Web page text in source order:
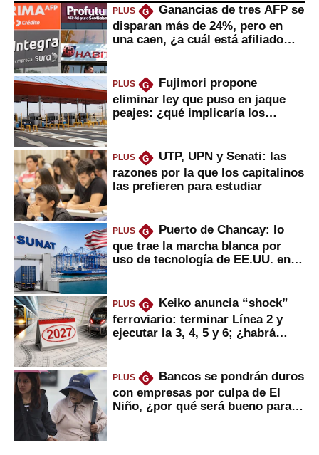
PLUS G
Ganancias de tres AFP se
disparan más de 24%, pero en
una caen, ¿a cuál está afiliado
PLUS G
Fujimori propone
eliminar ley que puso en jaque
peajes: ¿qué implicaría los
PLUS G
UTP, UPN y Senati: las
razones por la que los capitalinos
las prefieren para estudiar
PLUS G
Puerto de Chancay: lo
que trae la marcha blanca por
uso de tecnología de EE.UU. en
PLUS G
Keiko anuncia “shock”
ferroviario: terminar Línea 2 y
ejecutar la 3, 4, 5 y 6; ¿habrá
PLUS G
Bancos se pondrán duros
con empresas por culpa de El
Niño, ¿por qué será bueno para